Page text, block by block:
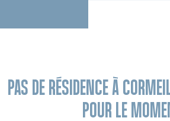
PAS DE RÉSIDENCE À
POUR LE